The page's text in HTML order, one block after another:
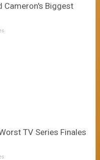
Cameron's Biggest
TV Series Finales